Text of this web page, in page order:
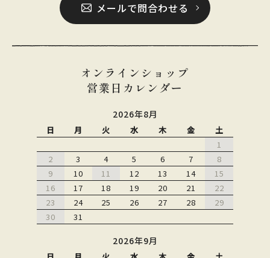
メールで問合わせる
オンラインショップ
営業日カレンダー
2026年8月
日 月 火 水 木 金
土
1
2
3 4 5 6 7
8
9
10 11 12 13 14
15
16
17 18 19 20 21
22
23
24 25 26 27 28
29
30
31
2026年9月